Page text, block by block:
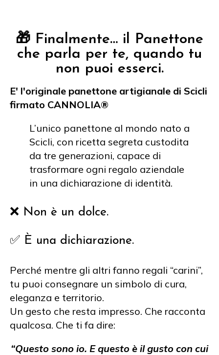
🎁 Finalmente… il Panettone
che parla per te, quando tu
non puoi esserci.
E' l'originale panettone artigianale di Scicli
firmato CANNOLIA®
L’unico panettone al mondo nato a
Scicli, con ricetta segreta custodita
da tre generazioni, capace di
trasformare ogni regalo aziendale
in una dichiarazione di identità.
❌ Non è un dolce.
✅ È una dichiarazione.
Perché mentre gli altri fanno regali “carini”,
tu puoi consegnare un simbolo di cura,
eleganza e territorio.
Un gesto che resta impresso. Che racconta
qualcosa. Che ti fa dire:
“Questo sono io. E questo è il gusto con cui